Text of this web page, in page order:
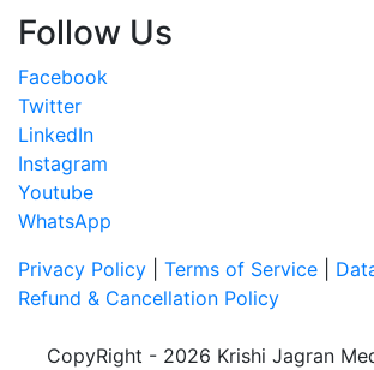
Follow Us
Facebook
Twitter
LinkedIn
Instagram
Youtube
WhatsApp
Privacy Policy
Terms of Service
Refund & Cancellation Policy
CopyRight - 2026 Krishi Jagran